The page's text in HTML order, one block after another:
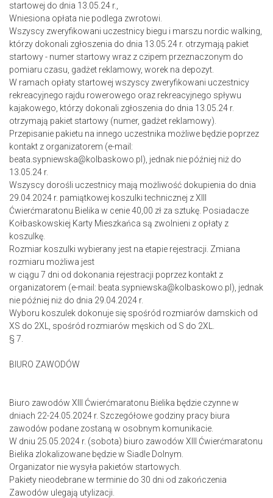
startowej do dnia 13.05.24 r.,
Wniesiona opłata nie podlega zwrotowi.
Wszyscy zweryfikowani uczestnicy biegu i marszu nordic walking,
którzy dokonali zgłoszenia do dnia 13.05.24 r. otrzymają pakiet
startowy - numer startowy wraz z czipem przeznaczonym do
pomiaru czasu, gadżet reklamowy, worek na depozyt.
W ramach opłaty startowej wszyscy zweryfikowani uczestnicy
rekreacyjnego rajdu rowerowego oraz rekreacyjnego spływu
kajakowego, którzy dokonali zgłoszenia do dnia 13.05.24 r.
otrzymają pakiet startowy (numer, gadżet reklamowy).
Przepisanie pakietu na innego uczestnika możliwe będzie poprzez
kontakt z organizatorem (e-mail:
beata.sypniewska@kolbaskowo.pl), jednak nie później niż do
13.05.24 r.
Wszyscy dorośli uczestnicy mają możliwość dokupienia do dnia
29.04.2024 r. pamiątkowej koszulki technicznej z XIII
Ćwierćmaratonu Bielika w cenie 40,00 zł za sztukę. Posiadacze
Kołbaskowskiej Karty Mieszkańca są zwolnieni z opłaty z
koszulkę.
Rozmiar koszulki wybierany jest na etapie rejestracji. Zmiana
rozmiaru możliwa jest
w ciągu 7 dni od dokonania rejestracji poprzez kontakt z
organizatorem (e-mail: beata.sypniewska@kolbaskowo.pl), jednak
nie później niż do dnia 29.04.2024 r.
Wyboru koszulek dokonuje się spośród rozmiarów damskich od
XS do 2XL, spośród rozmiarów męskich od S do 2XL.
§ 7.
BIURO ZAWODÓW
Biuro zawodów XIII Ćwierćmaratonu Bielika będzie czynne w
dniach 22-24.05.2024 r. Szczegółowe godziny pracy biura
zawodów podane zostaną w osobnym komunikacie.
W dniu 25.05.2024 r. (sobota) biuro zawodów XIII Ćwierćmaratonu
Bielika zlokalizowane będzie w Siadle Dolnym.
Organizator nie wysyła pakietów startowych.
Pakiety nieodebrane w terminie do 30 dni od zakończenia
Zawodów ulegają utylizacji.